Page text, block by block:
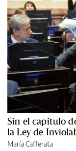
Sin el capítulo
la Ley de
María Cafferata